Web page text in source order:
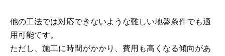
他の工法では対応できないような難しい地盤条件でも適
用可能です。
ただし、施工に時間がかかり、費用も高くなる傾向があ